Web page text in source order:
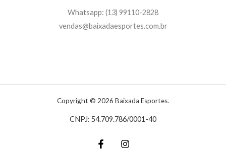
Whatsapp: (13) 99110-2828
vendas@baixadaesportes.com.br
Copyright © 2026 Baixada Esportes.
CNPJ: 54.709.786/0001-40